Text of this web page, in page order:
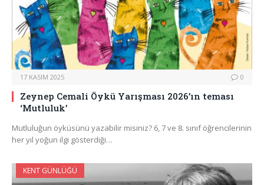
17 KASIM 2025 0
Zeynep Cemali Öykü Yarışması 2026’ın teması
‘Mutluluk’
Mutluluğun öyküsünü yazabilir misiniz? 6, 7 ve 8. sınıf öğrencilerinin
her yıl yoğun ilgi gösterdiği…
KENT GÜNLÜĞÜ